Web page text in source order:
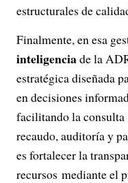
estructurales de
Finalmente, en esa
inteligenciade la
estratégica diseñada
en decisiones
facilitando la consulta
recaudo, auditoría y
es fortalecer la
recursos mediante el